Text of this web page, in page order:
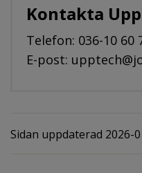
Kontakta
Telefon: 036-10 60
E-post:
Sidan uppdaterad 2026-